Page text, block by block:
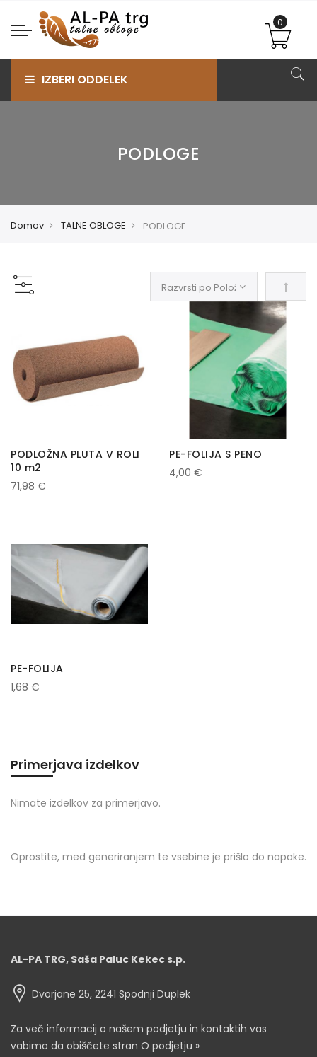
IZBERI ODDELEK
PODLOGE
Domov TALNE OBLOGE PODLOGE
PODLOŽNA PLUTA V ROLI
10 m2
71,98 €
PE-FOLIJA S PENO
4,00 €
PE-FOLIJA
1,68 €
Primerjava izdelkov
Nimate izdelkov za primerjavo.
Oprostite, med generiranjem te vsebine je prišlo do napake.
AL-PA TRG, Saša Paluc Kekec s.p.
Dvorjane 25, 2241 Spodnji Duplek
Za več informacij o našem podjetju in kontaktih vas
vabimo da obiščete stran O podjetju »